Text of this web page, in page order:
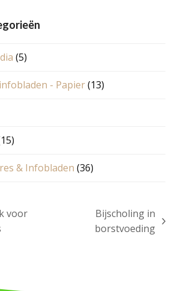
(5)
- Papier(13)
& Infobladen (36)
voor
Bijscholing in
borstvoeding